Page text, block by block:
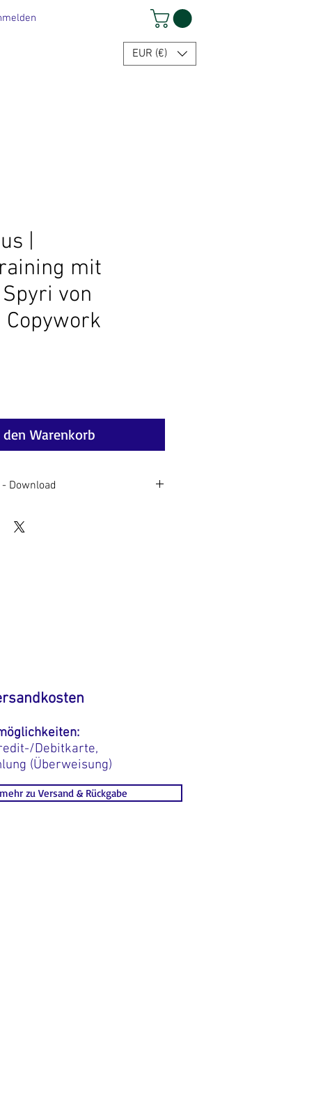
EUR (€)
|
mit
von
Copywork
den Warenkorb
Download
des digitalen Produkts.
Debitkarte,
(Überweisung)
mehr zu Versand & Rückgabe